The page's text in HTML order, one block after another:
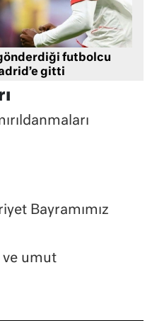
futbolcu
gitti
Bayramımız
ve umut